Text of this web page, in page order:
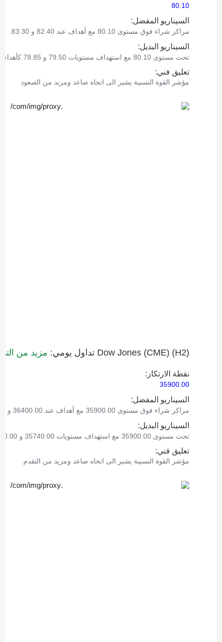
80.10
السيناريو المفضل:
مراكز شراء فوق مستوى 80.10 مع أهداف عند 82.40 و 83.30.
السيناريو البديل:
تحت مستوى 80.10 مع استهداف مستويات 79.50 و 78.85 كأهداف.
تعليق فني:
مؤشر القوة النسبية يشير الى اتجاه صاعد ومزيد من الصعود
Dow Jones (CME)‎ (H2)‎ تداول يومي: مزيد من
نقطة الارتكاز:
35900.00
السيناريو المفضل:
مراكز شراء فوق مستوى 35900.00 مع أهداف عند 36400.00 و 36580.00.
السيناريو البديل:
تحت مستوى 35900.00 مع استهداف مستويات 35740.00 و 35590.00 كأهداف.
تعليق فني:
مؤشر القوة النسبية يشير الى اتجاه صاعد ومزيد من التقدم